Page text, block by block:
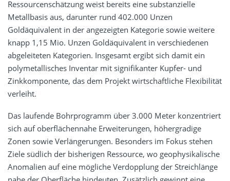
Ressourcenschätzung weist bereits eine substanzielle
Metallbasis aus, darunter rund 402.000 Unzen
Goldäquivalent in der angezeigten Kategorie sowie weitere
knapp 1,15 Mio. Unzen Goldäquivalent in verschiedenen
abgeleiteten Kategorien. Insgesamt ergibt sich damit ein
polymetallisches Inventar mit signifikanter Kupfer- und
Zinkkomponente, das dem Projekt wirtschaftliche Flexibilität
verleiht.
Das laufende Bohrprogramm über 3.000 Meter konzentriert
sich auf oberflächennahe Erweiterungen, höhergradige
Zonen sowie Verlängerungen. Besonders im Fokus stehen
Ziele südlich der bisherigen Ressource, wo geophysikalische
Anomalien auf eine mögliche Verdopplung der Streichlänge